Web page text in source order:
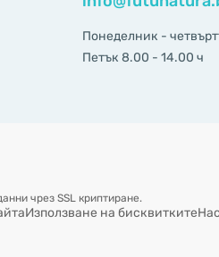
Понеделник -
Петък 8.00 - 14.00 ч
чрез SSL криптиране.
Използване на бисквитките